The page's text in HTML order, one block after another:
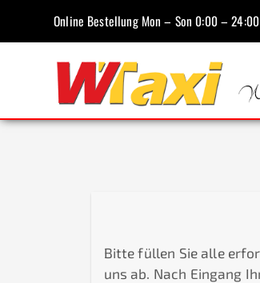
Online Bestellung Mon – Son 0:00 – 24:00
Bitte füllen Sie alle
uns ab. Nach Eingang